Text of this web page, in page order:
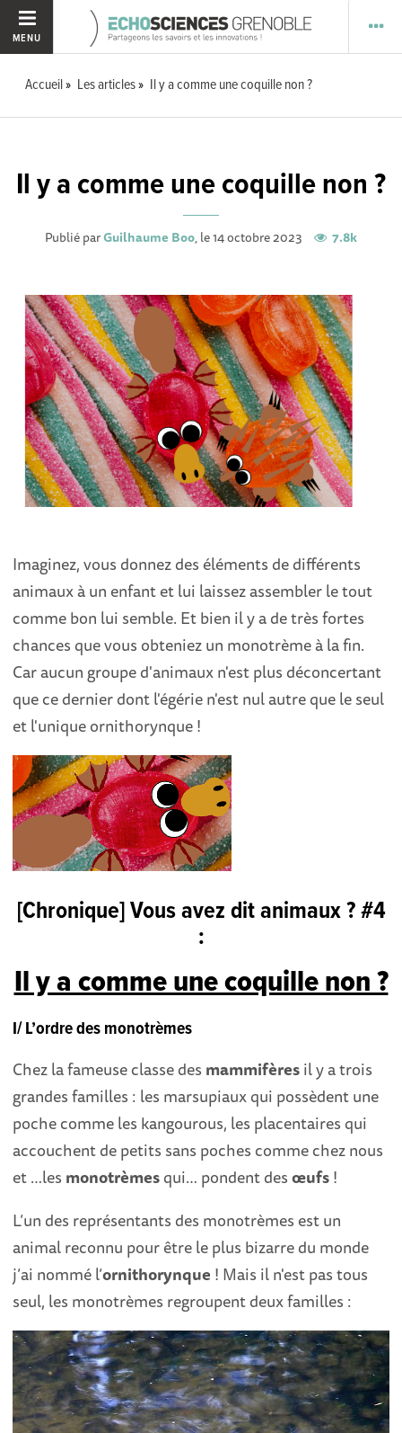
MENU
Accueil Les articles Il y a comme une coquille non ?
Il y a comme une coquille non ?
Publié parGuilhaume Boo, le 14 octobre 2023 7.8k
Imaginez, vous donnez des éléments de différents
animaux à un enfant et lui laissez assembler le tout
comme bon lui semble. Et bien il y a de très fortes
chances que vous obteniez un monotrème à la fin.
Car aucun groupe d'animaux n'est plus déconcertant
que ce dernier dont l'égérie n'est nul autre que le seul
et l'unique ornithorynque !
[Chronique] Vous avez dit animaux ? #4
:
Il y a comme une coquille non ?
I/ L’ordre des monotrèmes
Chez la fameuse classe des mammifèresil y a trois
grandes familles : les marsupiaux qui possèdent une
poche comme les kangourous, les placentaires qui
accouchent de petits sans poches comme chez nous
et …les monotrèmesqui… pondent desœufs!
L’un des représentants des monotrèmes est un
animal reconnu pour être le plus bizarre du monde
j’ai nommé l’ornithorynque ! Mais il n'est pas tous
seul, les monotrèmes regroupent deux familles :